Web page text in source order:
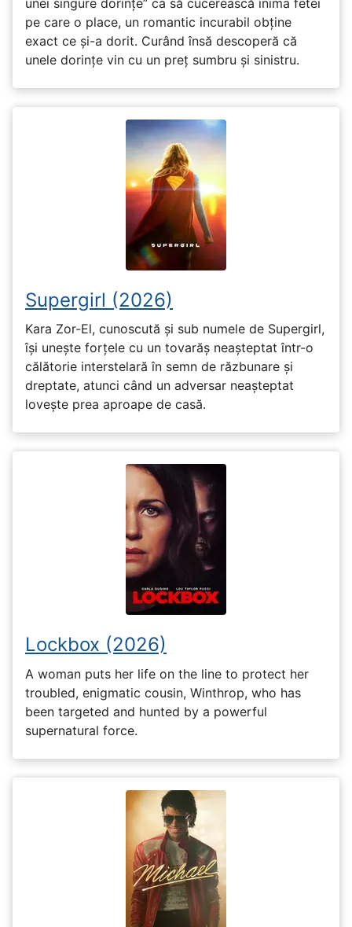
pe care o place, un romantic incurabil obține
exact ce și-a dorit. Curând însă descoperă că
unele dorințe vin cu un preț sumbru și sinistru.
Supergirl (2026)
Kara Zor-El, cunoscută și sub numele de Supergirl,
își unește forțele cu un tovarăș neașteptat într-o
călătorie interstelară în semn de răzbunare și
dreptate, atunci când un adversar neașteptat
lovește prea aproape de casă.
Lockbox (2026)
A woman puts her life on the line to protect her
troubled, enigmatic cousin, Winthrop, who has
been targeted and hunted by a powerful
supernatural force.